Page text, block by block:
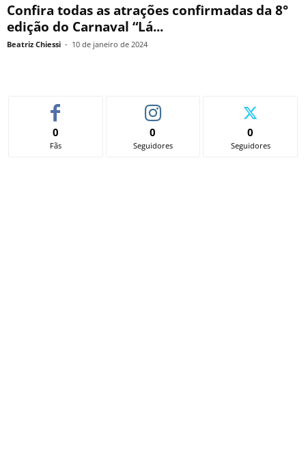
Confira todas as atrações confirmadas da 8°
edição do Carnaval “Lá...
Beatriz Chiessi - 10 de janeiro de 2024
0
Fãs
0
Seguidores
0
Seguidores